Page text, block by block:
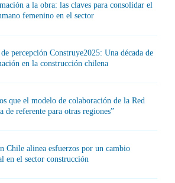
a la obra: las claves para consolidar el
femenino en el sector
percepción Construye2025: Una década de
en la construcción chilena
que el modelo de colaboración de la Red
de referente para otras regiones”
Chile alinea esfuerzos por un cambio
en el sector construcción